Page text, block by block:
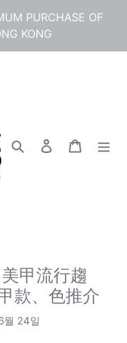
PURCHASE OF
KONG
검색 로그인 카트
甲流行趨
款、色推介
월 24일